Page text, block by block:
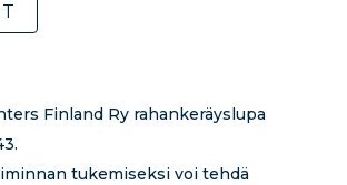
Finland Ry rahankeräyslupa
tukemiseksi voi tehdä